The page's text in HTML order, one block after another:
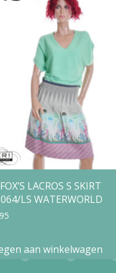
variaties.
Deze
optie
kan
gekozen
worden
op
de
productpagina
LACROS S SKIRT
LS WATERWORLD
aan winkelwagen